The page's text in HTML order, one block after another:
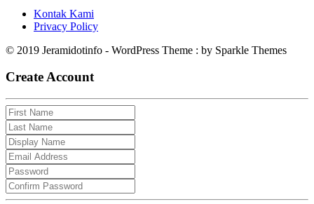
Kontak Kami
Privacy Policy
© 2019 Jeramidotinfo - WordPress Theme : by Sparkle Themes
Create Account